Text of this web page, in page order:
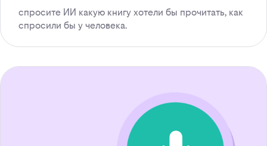
спросите ИИ какую книгу хотели бы прочитать, как
спросили бы у человека.